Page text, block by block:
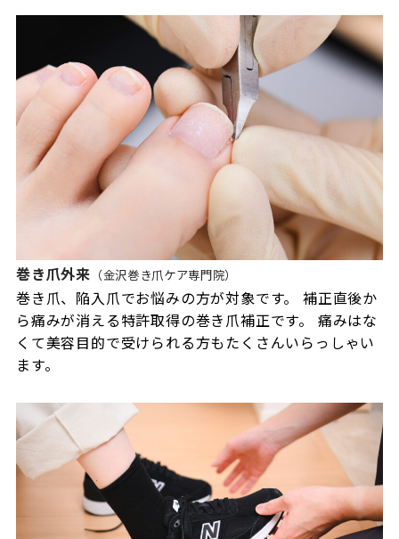
巻き爪外来 （金沢巻き爪ケア専門院）
巻き爪、陥入爪でお悩みの方が対象です。 補正直後か
ら痛みが消える特許取得の巻き爪補正です。 痛みはな
くて美容目的で受けられる方もたくさんいらっしゃい
ます。